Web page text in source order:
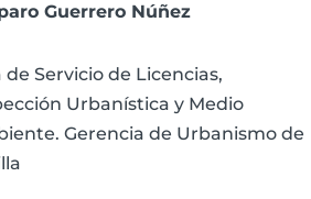
Guerrero Núñez
de Servicio de Licencias,
Urbanística y Medio
Gerencia de Urbanismo de